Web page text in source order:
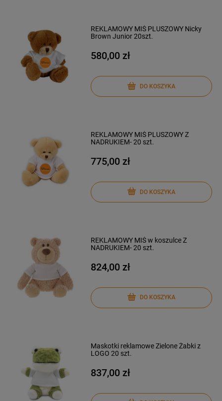
REKLAMOWY MIŚ PLUSZOWY Nicky
Brown Junior 20szt.
580,00 zł
DO KOSZYKA
REKLAMOWY MIŚ PLUSZOWY Z
NADRUKIEM- 20 szt.
775,00 zł
DO KOSZYKA
REKLAMOWY MIŚ w koszulce Z
NADRUKIEM- 20 szt.
824,00 zł
DO KOSZYKA
Maskotki reklamowe Zielone Żabki z
LOGO 20 szt.
837,00 zł